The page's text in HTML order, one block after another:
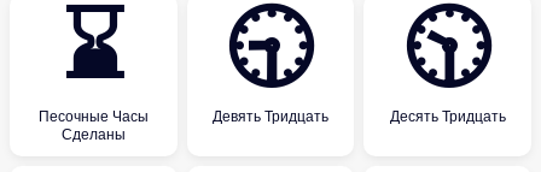
⌛
Песочные Часы
Сделаны
🕤
Девять Тридцать
🕥
Десять Тридцать